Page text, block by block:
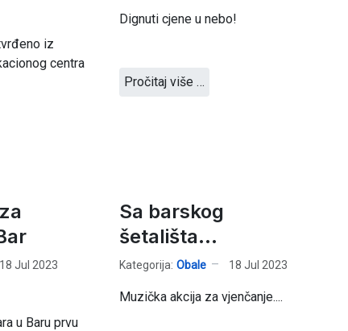
iz
centra
Dignuti cjene u nebo!
Pročitaj više …
18 Jul 2023
u Baru prvu
Sa barskog
šetališta...
Kategorija: Obale 18 Jul 2023
Muzička akcija za vjenčanje....